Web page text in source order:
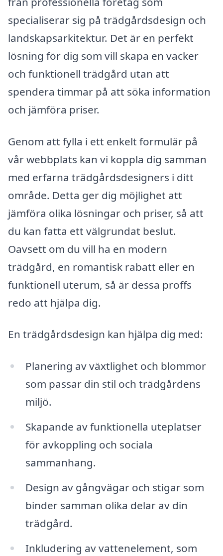
specialiserar sig på trädgårdsdesign och
landskapsarkitektur. Det är en perfekt
lösning för dig som vill skapa en vacker
och funktionell trädgård utan att
spendera timmar på att söka information
och jämföra priser.
Genom att fylla i ett enkelt formulär på
vår webbplats kan vi koppla dig samman
med erfarna trädgårdsdesigners i ditt
område. Detta ger dig möjlighet att
jämföra olika lösningar och priser, så att
du kan fatta ett välgrundat beslut.
Oavsett om du vill ha en modern
trädgård, en romantisk rabatt eller en
funktionell uterum, så är dessa proffs
redo att hjälpa dig.
En trädgårdsdesign kan hjälpa dig med:
Planering av växtlighet och blommor
som passar din stil och trädgårdens
miljö.
Skapande av funktionella uteplatser
för avkoppling och sociala
sammanhang.
Design av gångvägar och stigar som
binder samman olika delar av din
trädgård.
Inkludering av vattenelement, som